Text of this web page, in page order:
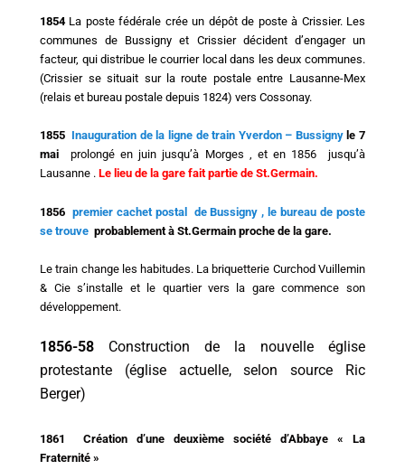
1854La poste fédérale crée un dépôt de poste à Crissier. Les
communes de Bussigny et Crissier décident d’engager un
facteur, qui distribue le courrier local dans les deux communes.
(Crissier se situait sur la route postale entre Lausanne-Mex
(relais et bureau postale depuis 1824) vers Cossonay.
1855 Inauguration de la ligne de train Yverdon – Bussignyle 7
mai
prolongé en juin jusqu’à Morges , et en 1856 jusqu’à
Lausanne .Le lieu de la gare fait partie de St.Germain.
1856 premier cachet postal de Bussigny , le bureau de poste
se trouveprobablement à St.Germain proche de la gare.
Le train change les habitudes. La briquetterie Curchod Vuillemin
& Cie s’installe et le quartier vers la gare commence son
développement.
1856-58 Construction de la nouvelle église
protestante (église actuelle, selon source Ric
Berger)
1861 Création d’une deuxième société d’Abbaye « La
Fraternité »